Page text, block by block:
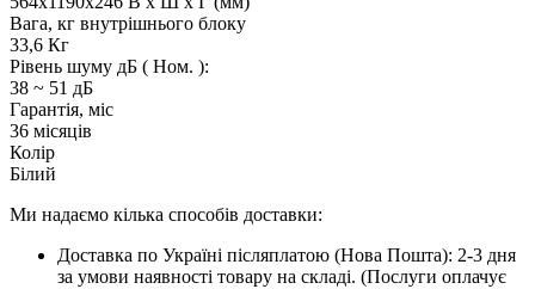
Вага, кг внутрішнього блоку
33,6 Кг
Рівень шуму дБ ( Ном. ):
38 ~ 51 дБ
Гарантія, міс
36 місяців
Колір
Білий
Ми надаємо кілька способів доставки:
Доставка по Україні післяплатою (Нова Пошта): 2-3 дня
за умови наявності товару на складі. (Послуги оплачує